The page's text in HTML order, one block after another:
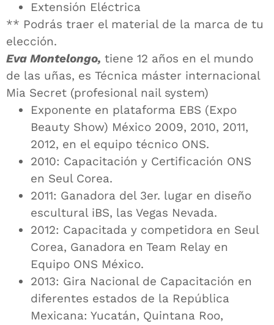
Extensión Eléctrica
** Podrás traer el material de la marca de tu
elección.
Eva Montelongo, tiene 12 años en el mundo
de las uñas, es Técnica máster internacional
Mia Secret (profesional nail system)
Exponente en plataforma EBS (Expo
Beauty Show) México 2009, 2010, 2011,
2012, en el equipo técnico ONS.
2010: Capacitación y Certificación ONS
en Seul Corea.
2011: Ganadora del 3er. lugar en diseño
escultural iBS, las Vegas Nevada.
2012: Capacitada y competidora en Seul
Corea, Ganadora en Team Relay en
Equipo ONS México.
2013: Gira Nacional de Capacitación en
diferentes estados de la República
Mexicana: Yucatán, Quintana Roo,